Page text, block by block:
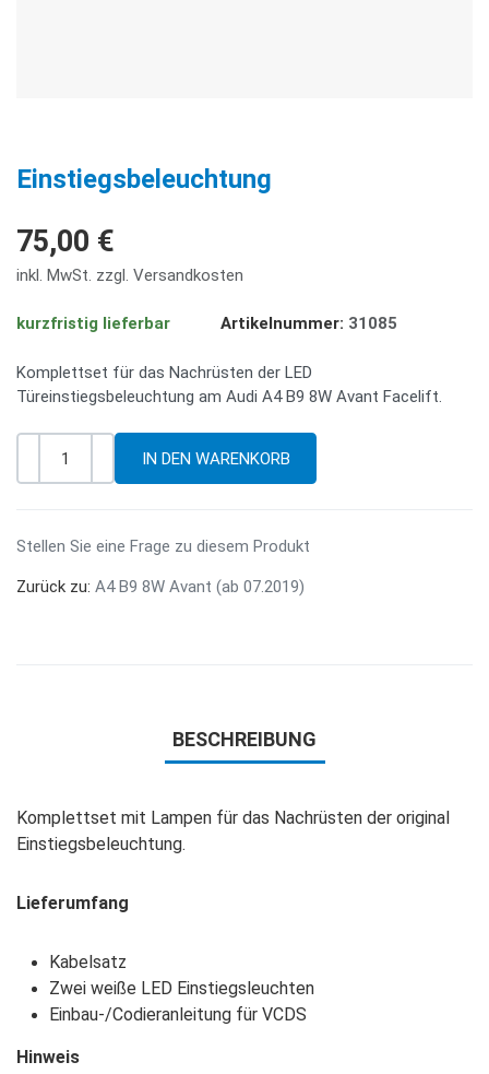
Einstiegsbeleuchtung
75,00 €
inkl. MwSt. zzgl. Versandkosten
kurzfristig lieferbar Artikelnummer: 31085
Komplettset für das Nachrüsten der LED
Türeinstiegsbeleuchtung am Audi A4 B9 8W Avant Facelift.
Stellen Sie eine Frage zu diesem Produkt
Zurück zu: A4 B9 8W Avant (ab 07.2019)
BESCHREIBUNG
Komplettset mit Lampen für das Nachrüsten der original
Einstiegsbeleuchtung.
Lieferumfang
Kabelsatz
Zwei weiße LED Einstiegsleuchten
Einbau-/Codieranleitung für VCDS
Hinweis